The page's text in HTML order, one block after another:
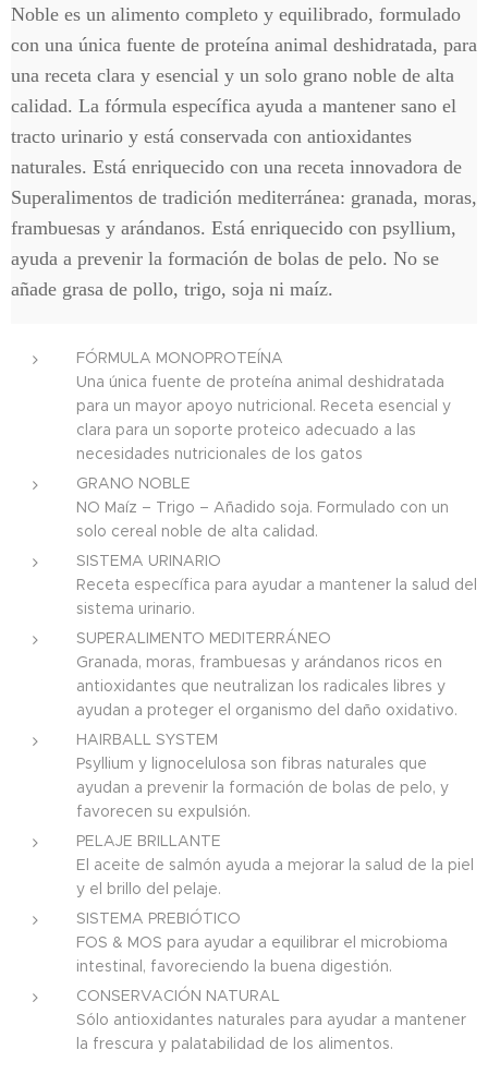
Noble es un alimento completo y equilibrado, formulado
con una única fuente de proteína animal deshidratada, para
una receta clara y esencial y un solo grano noble de alta
calidad. La fórmula específica ayuda a mantener sano el
tracto urinario y está conservada con antioxidantes
naturales. Está enriquecido con una receta innovadora de
Superalimentos de tradición mediterránea: granada, moras,
frambuesas y arándanos. Está enriquecido con psyllium,
ayuda a prevenir la formación de bolas de pelo. No se
añade grasa de pollo, trigo, soja ni maíz.
FÓRMULA MONOPROTEÍNA
Una única fuente de proteína animal deshidratada
para un mayor apoyo nutricional. Receta esencial y
clara para un soporte proteico adecuado a las
necesidades nutricionales de los gatos
GRANO NOBLE
NO Maíz – Trigo – Añadido soja. Formulado con un
solo cereal noble de alta calidad.
SISTEMA URINARIO
Receta específica para ayudar a mantener la salud del
sistema urinario.
SUPERALIMENTO MEDITERRÁNEO
Granada, moras, frambuesas y arándanos ricos en
antioxidantes que neutralizan los radicales libres y
ayudan a proteger el organismo del daño oxidativo.
HAIRBALL SYSTEM
Psyllium y lignocelulosa son fibras naturales que
ayudan a prevenir la formación de bolas de pelo, y
favorecen su expulsión.
PELAJE BRILLANTE
El aceite de salmón ayuda a mejorar la salud de la piel
y el brillo del pelaje.
SISTEMA PREBIÓTICO
FOS & MOS para ayudar a equilibrar el microbioma
intestinal, favoreciendo la buena digestión.
CONSERVACIÓN NATURAL
Sólo antioxidantes naturales para ayudar a mantener
la frescura y palatabilidad de los alimentos.